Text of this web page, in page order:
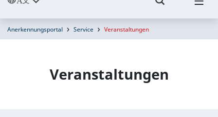
Anerkennungsportal Service Veranstaltungen
Veranstaltungen